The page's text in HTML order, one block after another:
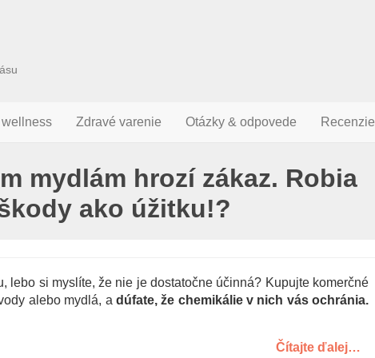
Zdravé varenie Otázky & odpovede Recenzie
mydlám hrozí zákaz. Robia
ako úžitku!?
lebo si myslíte, že nie je dostatočne účinná? Kupujte komerčné
alebo mydlá, a dúfate, že chemikálie v nich vás ochránia.
Čítajte ďalej…